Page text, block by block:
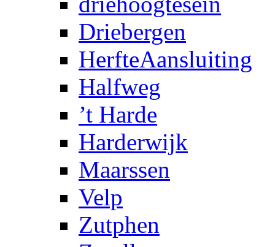
Driebergen
HerfteAansluiting
Halfweg
’t Harde
Harderwijk
Maarssen
Velp
Zutphen